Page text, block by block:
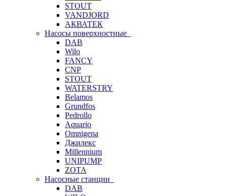
STOUT
VANDJORD
АКВАТЕК
Насосы поверхностные
DAB
Wilo
FANCY
CNP
STOUT
WATERSTRY
Belamos
Grundfos
Pedrollo
Aquario
Omnigena
Джилекс
Millennium
UNIPUMP
ZOTA
Насосные станции
DAB